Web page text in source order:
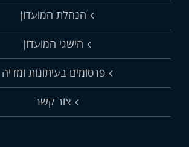
הנהלת המועדון
הישגי המועדון
פרסומים בעיתונות ומדיה
צור קשר